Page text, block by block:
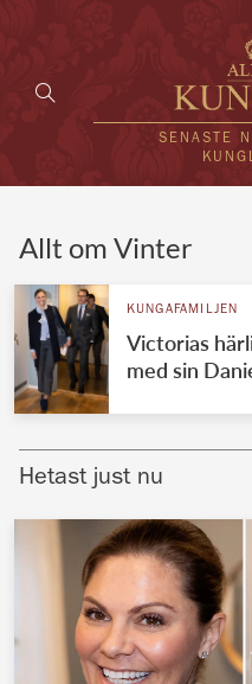
SENASTE
Allt om Vinter
KUNGAFAMILJEN
Victorias
med sin
Hetast just nu